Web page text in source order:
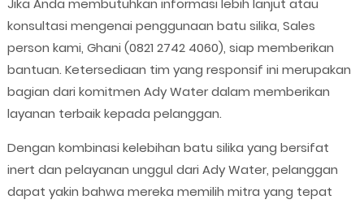
Jika Anda membutuhkan informasi lebih lanjut atau
konsultasi mengenai penggunaan batu silika, Sales
person kami, Ghani (0821 2742 4060), siap memberikan
bantuan. Ketersediaan tim yang responsif ini merupakan
bagian dari komitmen Ady Water dalam memberikan
layanan terbaik kepada pelanggan.
Dengan kombinasi kelebihan batu silika yang bersifat
inert dan pelayanan unggul dari Ady Water, pelanggan
dapat yakin bahwa mereka memilih mitra yang tepat